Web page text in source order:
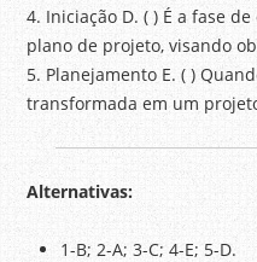
4. Iniciação D. ( ) É a fase
plano de projeto, visando
5. Planejamento E. ( )
transformada em um
Alternativas:
1-B; 2-A; 3-C; 4-E; 5-D.